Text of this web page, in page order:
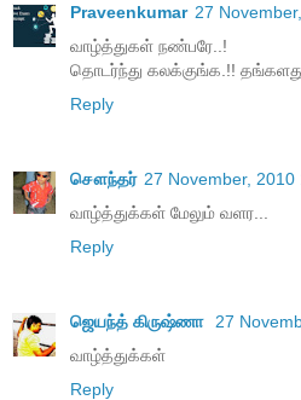
Praveenkumar 27
வாழ்த்துகள் நண்பரே..!
தொடர்ந்து கலக்குங்க.!!
Reply
சௌந்தர் 27 November, 2010
வாழ்த்துக்கள் மேலும் வளர...
Reply
ஜெயந்த் கிருஷ்ணா
27
வாழ்த்துக்கள்
Reply